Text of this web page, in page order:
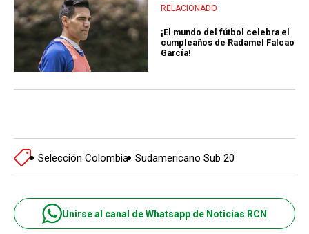
RELACIONADO
¡El mundo del fútbol celebra el
cumpleaños de Radamel Falcao
García!
Selección Colombia Sudamericano Sub 20
Unirse al canal de Whatsapp de Noticias RCN